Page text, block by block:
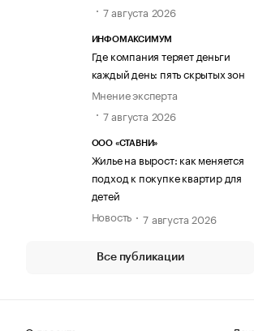
7 августа 2026
ИНФОМАКСИМУМ
Где компания теряет деньги
каждый день: пять скрытых зон
Мнение эксперта
7 августа 2026
ООО «СТАВНИ»
Жилье на вырост: как меняется
подход к покупке квартир для
детей
Новость
7 августа 2026
Все публикации